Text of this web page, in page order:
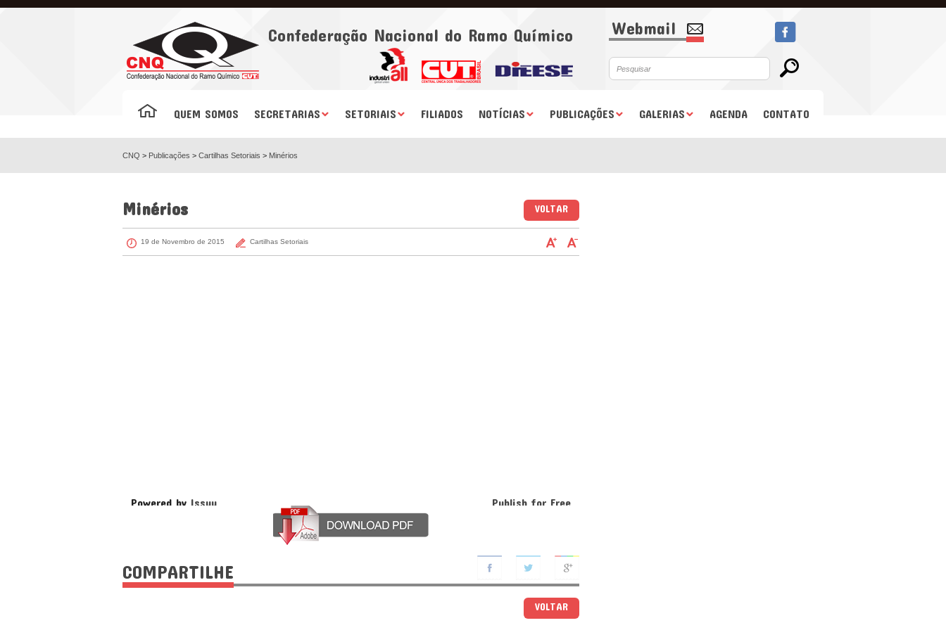
Confederação Nacional do Ramo Químico Webmail
QUEM SOMOS SECRETARIAS SETORIAIS FILIADOS NOTÍCIAS PUBLICAÇÕES GALERIAS AGENDA CONTATO
CNQ > Publicações > Cartilhas Setoriais > Minérios
VOLTAR
Minérios
19 de Novembro de 2015 Cartilhas Setoriais
Powered by Issuu Publish for Free
COMPARTILHE
VOLTAR